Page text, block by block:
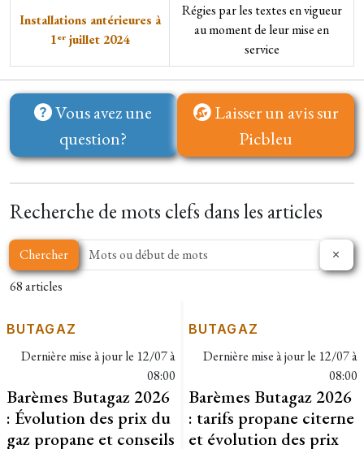
Installations antérieures à
1ᵉʳ juillet 2024
Régies par les textes en vigueur
au moment de leur mise en
service
Vous avez une
question?
Laisser un avis sur
Picbleu
Recherche de mots clefs dans les articles
Chercher
68 articles
BUTAGAZ
Dernière mise à jour le 12/07 à
08:00
Barèmes Butagaz 2026
: Évolution des prix du
gaz propane et conseils
BUTAGAZ
Dernière mise à jour le 12/07 à
08:00
Barèmes Butagaz 2026
: tarifs propane citerne
et évolution des prix